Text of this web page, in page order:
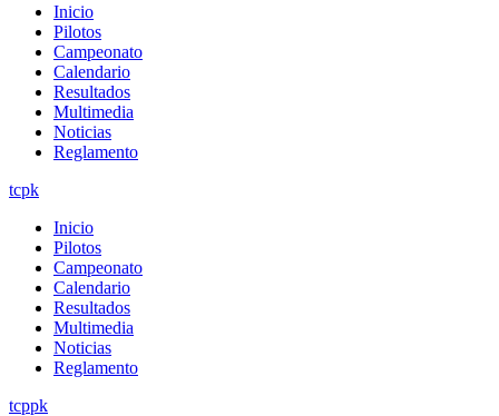
Inicio
Pilotos
Campeonato
Calendario
Resultados
Multimedia
Noticias
Reglamento
tcpk
Inicio
Pilotos
Campeonato
Calendario
Resultados
Multimedia
Noticias
Reglamento
tcppk